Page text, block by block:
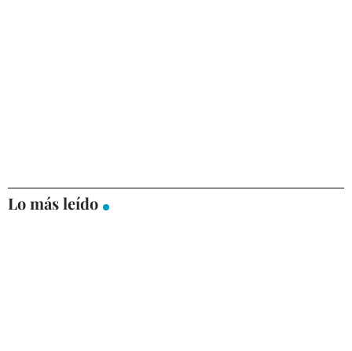
Lo más leído